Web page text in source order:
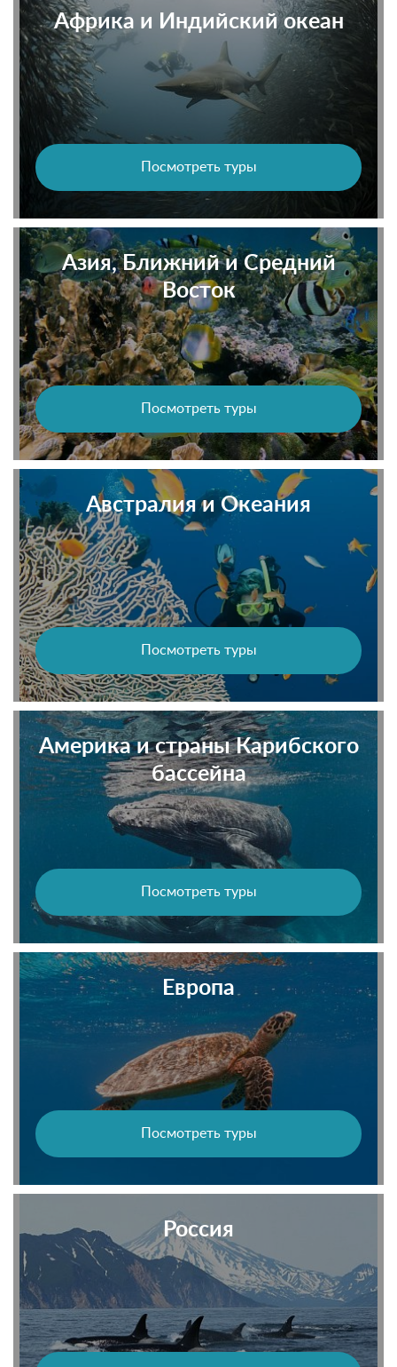
Африка и Индийский океан
Посмотреть туры
Азия, Ближний и Средний
Восток
Посмотреть туры
Австралия и Океания
Посмотреть туры
Америка и страны Карибского
бассейна
Посмотреть туры
Европа
Посмотреть туры
Россия